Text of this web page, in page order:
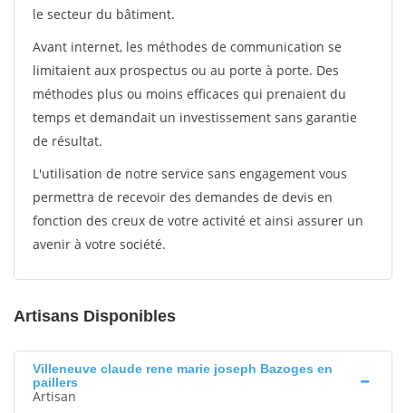
le secteur du bâtiment.
Avant internet, les méthodes de communication se
limitaient aux prospectus ou au porte à porte. Des
méthodes plus ou moins efficaces qui prenaient du
temps et demandait un investissement sans garantie
de résultat.
L'utilisation de notre service sans engagement vous
permettra de recevoir des demandes de devis en
fonction des creux de votre activité et ainsi assurer un
avenir à votre société.
Artisans Disponibles
Villeneuve claude rene marie joseph Bazoges en
paillers
Artisan